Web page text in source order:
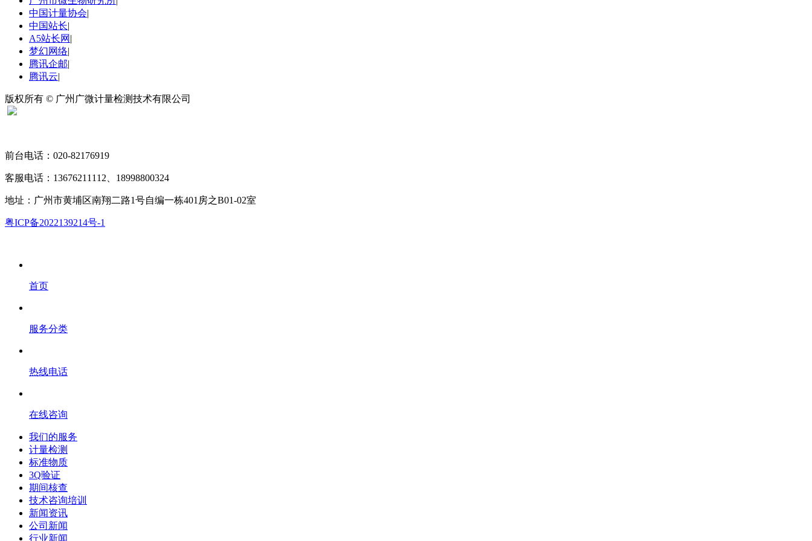
中国计量协会|
中国站长|
A5站长网 |
梦幻网络|
腾讯企邮|
腾讯云|
版权所有 © 广州广微计量检测技术有限公司
前台电话：020-82176919
客服电话：13676211112、18998800324
地址：广州市黄埔区南翔二路1号自编一栋401房之B01-02室
粤ICP备2022139214号-1
首页
服务分类
热线电话
在线咨询
我们的服务
计量检测
标准物质
3Q验证
期间核查
技术咨询培训
新闻资讯
公司新闻
行业新闻